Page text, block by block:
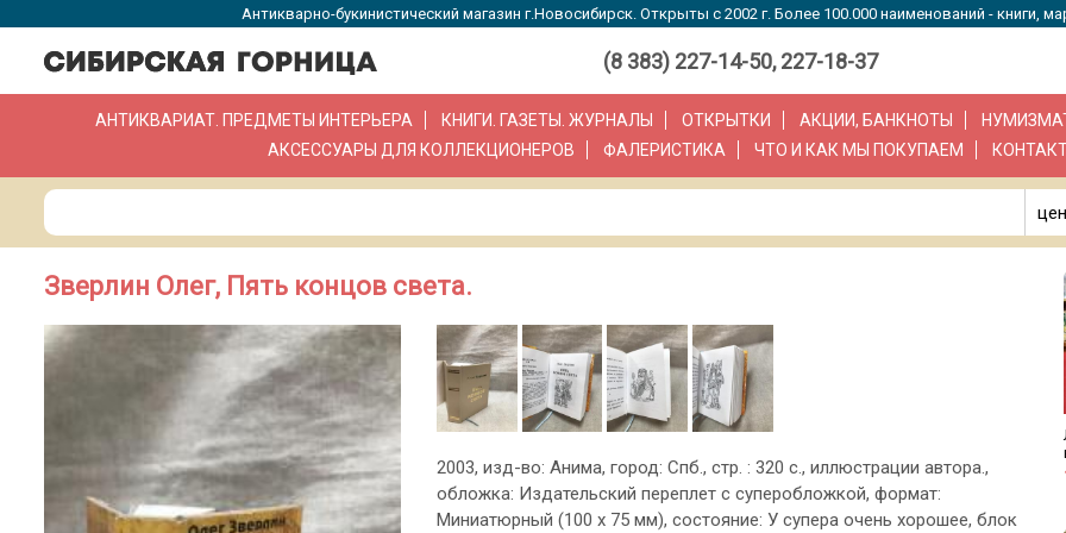
Антикварно-букинистический магазин г.Новосибирск. Открыты с 2002 г. Более 100.000 наименований - книги,
(8 383) 227-14-50, 227-18-37
АНТИКВАРИАТ. ПРЕДМЕТЫ ИНТЕРЬЕРА КНИГИ. ГАЗЕТЫ. ЖУРНАЛЫ ОТКРЫТКИ АКЦИИ, БАНКНОТЫ
АКСЕССУАРЫ ДЛЯ КОЛЛЕКЦИОНЕРОВ
ФАЛЕРИСТИКА ЧТО И КАК МЫ ПОКУПАЕМ
Зверлин Олег, Пять концов света.
2003, изд-во: Анима, город: Спб., стр. : 320 с., иллюстрации автора.,
обложка: Издательский переплет с суперобложкой, формат:
Миниатюрный (100 х 75 мм), состояние: У супера очень хорошее, блок